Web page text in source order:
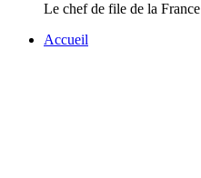
Le chef de file de la
Accueil